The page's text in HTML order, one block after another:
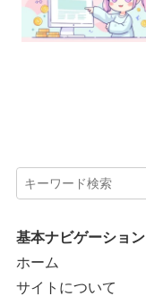
基本ナビゲーション
ホーム
サイトについて